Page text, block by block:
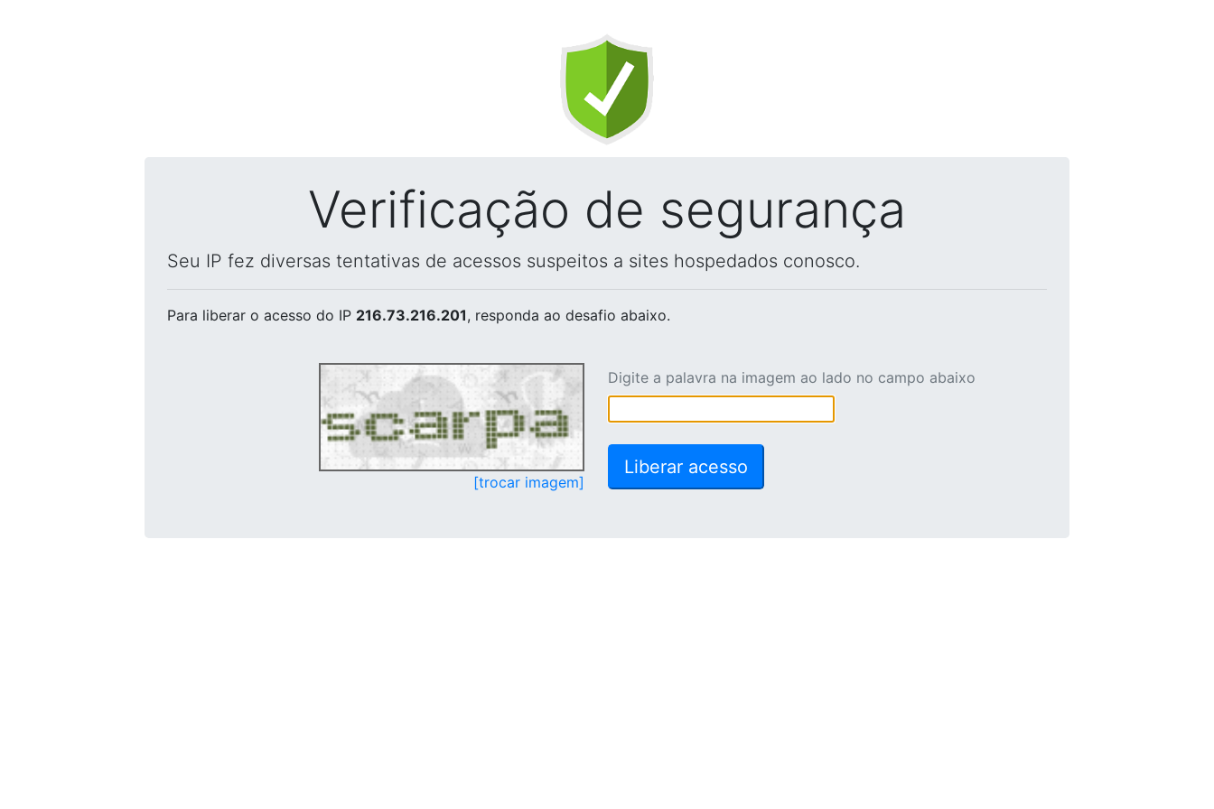
Verificação de segurança
Seu IP fez diversas tentativas de acessos suspeitos a sites hospedados conosco.
Para liberar o acesso do IP 216.73.216.201, responda ao desafio abaixo.
[trocar imagem]
Digite a palavra na imagem ao lado no campo abaixo